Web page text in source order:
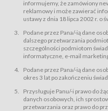
przetwarzania przez
będących osobami fizycznymi.
świadczy Usługi drogą
2002 r. o świadczeniu usług drogą
1204, z późń. zm.). Usługi
usługę przeglądania i
zamieszczanych w Serwisie,
usługę utrzymywania konta
usługę newsletter,
usługę zawierania na
usługę zawierania na
informujemy, że zamówiony
reklamowy i może zawierać
ustawy z dnia 18 lipca 2002 r. o
Podane przez Pana/-ią dane
dalszego przetwarzania
szczególności podmiotom
informatyczne, e-mail
Podane przez Pana/-ią dane
okres 3 lat po zakończeniu
Przysługuje Panu/-i prawo do
danych osobowych, ich
przetwarzania oraz prawo do